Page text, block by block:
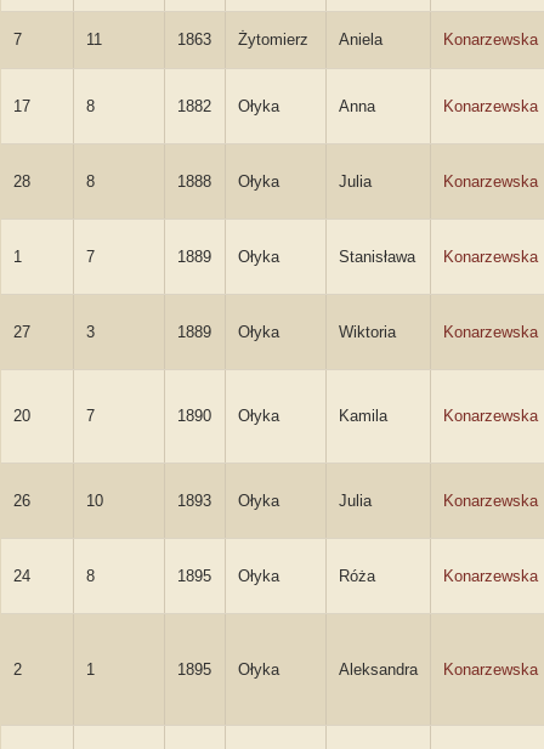
7 11 1863 Żytomierz Aniela Konarzewska
17 8 1882 Ołyka Anna Konarzewska
28 8 1888 Ołyka Julia Konarzewska
1 7 1889 Ołyka Stanisława Konarzewska
27 3 1889 Ołyka Wiktoria Konarzewska
20 7 1890 Ołyka Kamila Konarzewska
26 10 1893 Ołyka Julia Konarzewska
24 8 1895 Ołyka Róża Konarzewska
2 1 1895 Ołyka Aleksandra Konarzewska